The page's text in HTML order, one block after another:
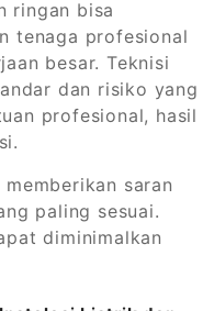
ringan bisa
tenaga profesional
besar. Teknisi
dan risiko yang
profesional, hasil
saran
paling sesuai.
diminimalkan